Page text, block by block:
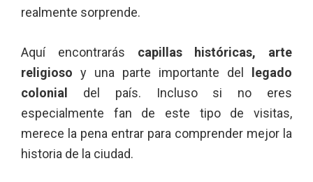
realmente sorprende.
Aquí encontrarás capillas históricas, arte
religioso y una parte importante del legado
colonial del país. Incluso si no eres
especialmente fan de este tipo de visitas,
merece la pena entrar para comprender mejor la
historia de la ciudad.